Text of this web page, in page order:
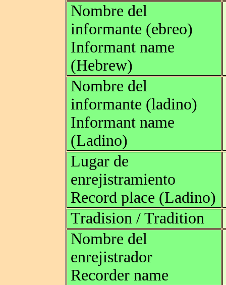
Nombre del
informante (ebreo)
Informant name
(Hebrew)
Nombre del
informante (ladino)
Informant name
(Ladino)
Lugar de
enrejistramiento
Record place (Ladino)
Tradision / Tradition
Nombre del
enrejistrador
Recorder name